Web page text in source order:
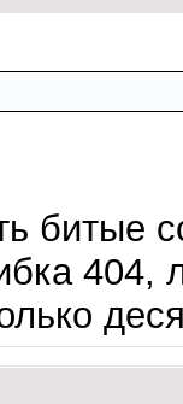
битые
404,